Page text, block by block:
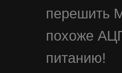
перешить
похоже
питанию!